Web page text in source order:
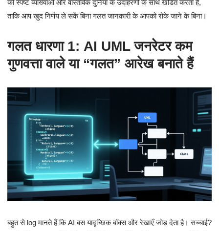
को स्पष्ट व्याख्याओं और वास्तविक दुनिया के उदाहरणों के साथ खंडित करता है,
ताकि आप खुद निर्णय ले सकें बिना गलत जानकारी के आपको रोके जाने के बिना।
गलत धारणा 1: AI UML जनरेटर कम
गुणवत्ता वाले या “गलत” आरेख बनाते हैं
बहुत से log मानते हैं कि AI बस यादृच्छिक बॉक्स और रेखाएँ जोड़ देता है। सच्चाई?